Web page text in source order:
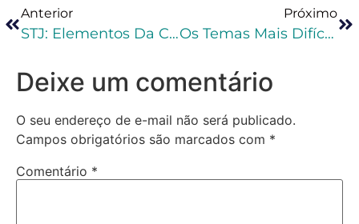
Anterior
STJ: Elementos Da Colaboração Premiada Não Constituem Critério De Determinação, Modificação Ou Concentração De Competência
Próximo
Os Temas Mais Difíceis Da Execução Penal
Deixe um comentário
O seu endereço de e-mail não será publicado.
Campos obrigatórios são marcados com *
Comentário *